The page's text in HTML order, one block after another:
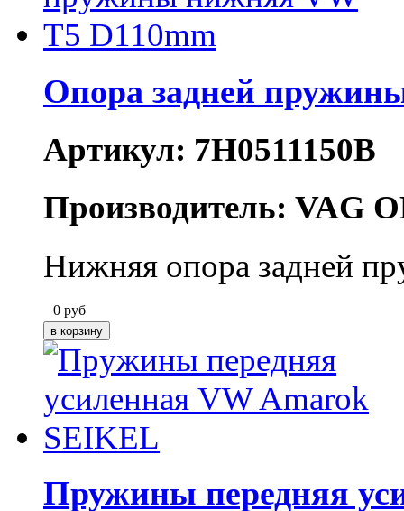
Опора задней
Артикул: 7H0511150B
Производитель: VAG
Нижняя опора задней
0 руб
Пружины передняя